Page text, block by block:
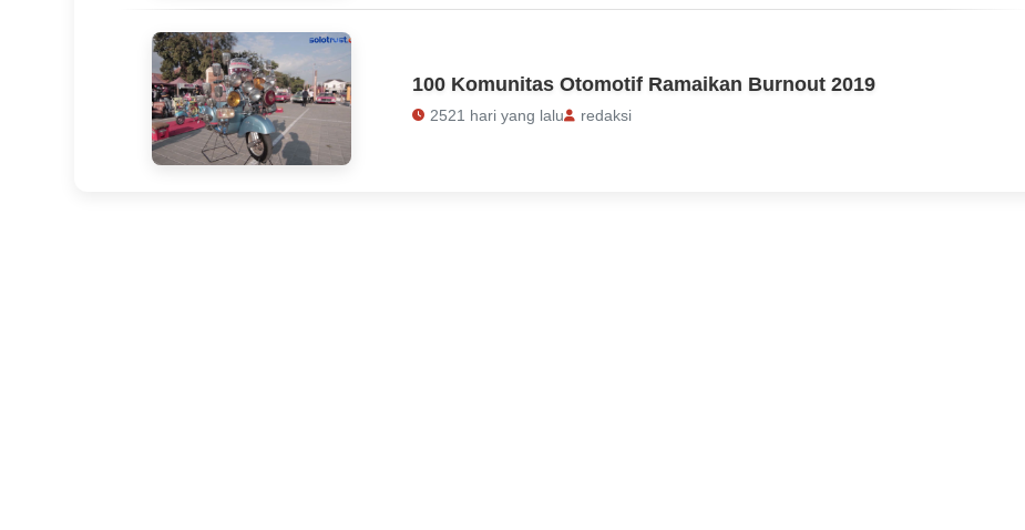
100 Komunitas Otomotif Ramaikan Burnout 2019
2521 hari yang lalu redaksi